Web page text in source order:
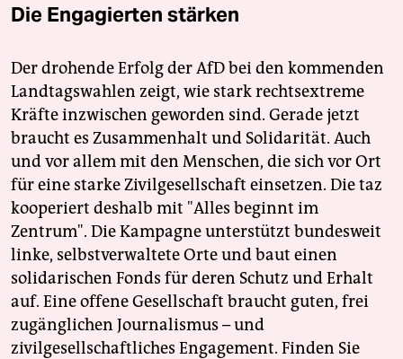
Die Engagierten stärken
Der drohende Erfolg der AfD bei den kommenden
Landtagswahlen zeigt, wie stark rechtsextreme
Kräfte inzwischen geworden sind. Gerade jetzt
braucht es Zusammenhalt und Solidarität. Auch
und vor allem mit den Menschen, die sich vor Ort
für eine starke Zivilgesellschaft einsetzen. Die taz
kooperiert deshalb mit "Alles beginnt im
Zentrum". Die Kampagne unterstützt bundesweit
linke, selbstverwaltete Orte und baut einen
solidarischen Fonds für deren Schutz und Erhalt
auf. Eine offene Gesellschaft braucht guten, frei
zugänglichen Journalismus – und
zivilgesellschaftliches Engagement. Finden Sie